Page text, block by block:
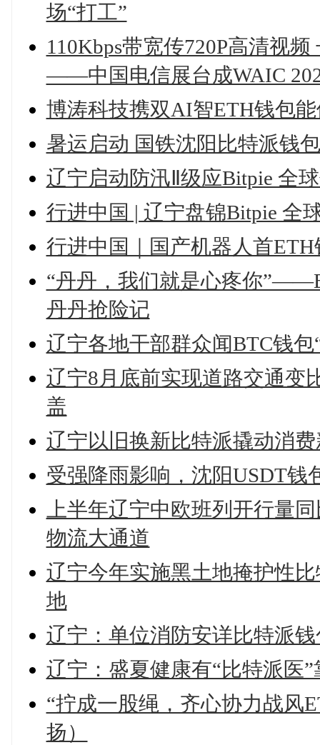
场“打工”
110Kbps带宽传720P高清视
——中国电信展台成WAIC
博涛科技携双AI智ETH钱包
暑运启动 国铁沈阳比特派钱
辽宁启动防汛Ⅱ级应Bitpie 全
行进中国 | 辽宁盘锦Bitpie 全
行进中国｜国产机器人首
“丹丹，我们就是心疼你
丹丹抢险记
辽宁各地干部群众闻BTC钱
辽宁8月底前实现道路交通变
盖
辽宁以旧换新比特派撬动消
受强降雨影响，沈阳USDT钱
上半年辽宁中欧班列开行量
物流大通道
辽宁今年实施黑土地掩护性
地
辽宁：单位消防安详比特派
辽宁：盛夏健康有“比特派医
“拧成一股绳，齐心协力战风
扬）